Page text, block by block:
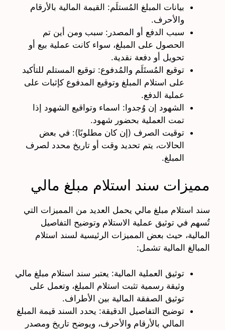
بيانات المبلغ المُستلَم: القيمة المالية بالأرقام
والأحرف.
سبب الدفع أو المصدر: سبب ومن أين تم
الحصول على المبلغ، سواء كانت عملية بيع أو
تحويل أو دفعة نقدية.
توقيع المُستَلَم والمُدفوع: توقيع المستلم للتأكيد
على استلام المبلغ وتوقيع المدفوع كإثبات على
عملية الدفع.
الشهود إن وُجدوا: اسماء وتواقيع الشهود إذا
تمت العملية بحضور شهود.
توقيت الصرف (إن كان مطلوبًا): في بعض
الحالات، يتم تحديد وقت أو تاريخ محدد لصرف
المبلغ.
مميزات سند استلام مبلغ مالي
سند استلام مبلغ مالي يحمل العديد من المميزات التي
تُسهم في توثيق عملية الاستلام وتوضيح التفاصيل
المالية، حيث بعض المميزات الرئيسية لسند استلام
المبالغ المالية تشمل:
توثيق العملية المالية: يعتبر سند استلام مبلغ مالي
وثيقة رسمية تثبت استلام المبلغ، وتعمل على
توثيق الصفقة المالية بين الأطراف.
توضيح التفاصيل الدقيقة: يحدد السند قيمة المبلغ
المالي بالأرقام والأحرف، ويوضح تاريخ ومصدر